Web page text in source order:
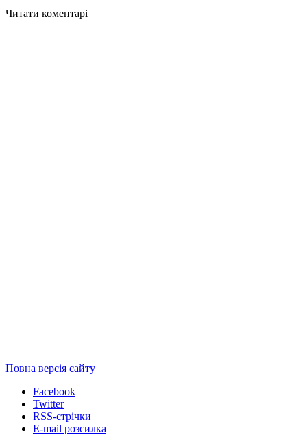
Читати коментарі
Повна версія сайту
Facebook
Twitter
RSS-стрічки
E-mail розсилка